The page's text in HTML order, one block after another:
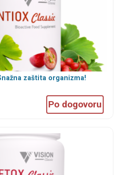
zaštita organizma!
Po dogovoru